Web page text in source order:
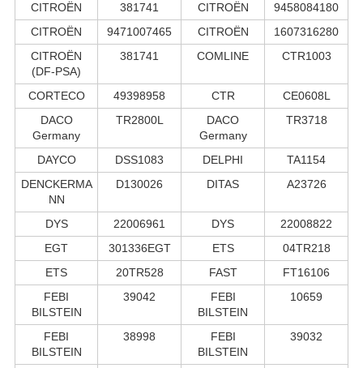
CITROËN 381741 CITROËN
9458084180
CITROËN
9471007465 CITROËN
1607316280
CITROËN
(DF-PSA)
381741 COMLINE CTR1003
CORTECO 49398958 CTR
CE0608L
DACO
Germany
TR2800L
DACO
Germany
TR3718
DAYCO DSS1083 DELPHI
TA1154
DENCKERMA
NN
D130026 DITAS A23726
DYS 22006961 DYS
22008822
EGT
301336EGT ETS
04TR218
ETS
20TR528 FAST
FT16106
FEBI
BILSTEIN
39042
FEBI
BILSTEIN
10659
FEBI
BILSTEIN
38998
FEBI
BILSTEIN
39032